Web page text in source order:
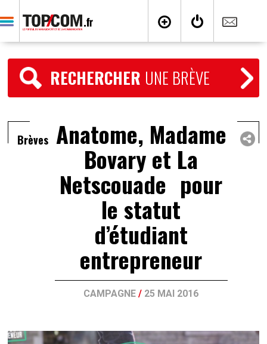
RECHERCHER UNE BRÈVE
Brèves Anatome, Madame
Bovary et La
Netscouade pour
le statut
d’étudiant
entrepreneur
CAMPAGNE / 25 MAI 2016